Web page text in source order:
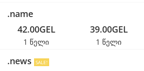
.name
42.00GEL
1 წელი
39.00GEL
1 წელი
.news SALE!